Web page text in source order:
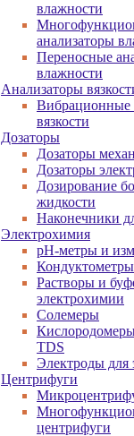
влажности
анализаторы
Переносные
влажности
Анализаторы
Вибрационные
вязкости
Дозаторы
Дозаторы
Дозаторы
Дозирование
жидкости
Наконечники
Электрохимия
pH-метры и
Кондуктометры
Растворы и
электрохимии
Солемеры
TDS
Электроды для
Центрифуги
центрифуги